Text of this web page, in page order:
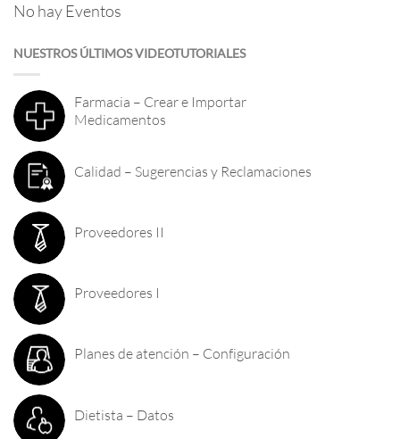
No hay Eventos
NUESTROS ÚLTIMOS VIDEOTUTORIALES
Farmacia – Crear e Importar
Medicamentos
Calidad – Sugerencias y Reclamaciones
Proveedores II
Proveedores I
Planes de atención – Configuración
Dietista – Datos